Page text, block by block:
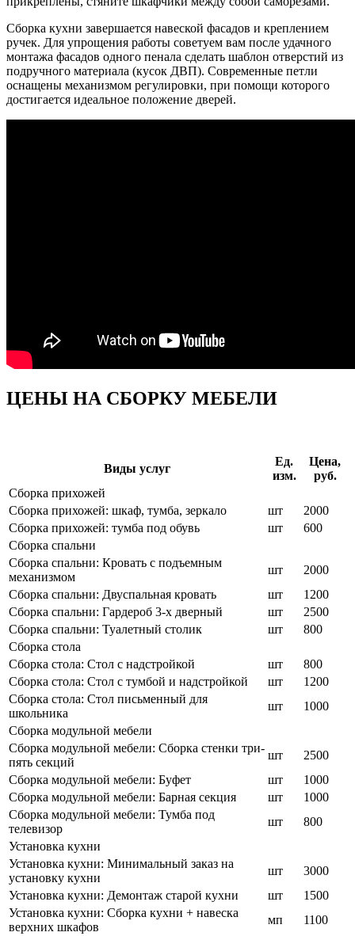
Сборка кухни завершается навеской фасадов и креплением
ручек. Для упрощения работы советуем вам после удачного
монтажа фасадов одного пенала сделать шаблон отверстий из
подручного материала (кусок ДВП). Современные петли
оснащены механизмом регулировки, при помощи которого
достигается идеальное положение дверей.
ЦЕНЫ НА СБОРКУ МЕБЕЛИ
Виды услуг
Ед.
изм.
Цена,
руб.
Сборка прихожей
Сборка прихожей: шкаф, тумба, зеркало
шт
2000
Сборка прихожей: тумба под обувь
шт
600
Сборка спальни
Сборка спальни: Кровать с подъемным
механизмом
шт
2000
Сборка спальни: Двуспальная кровать
шт
1200
Сборка спальни: Гардероб 3-х дверный
шт
2500
Сборка спальни: Туалетный столик
шт
800
Сборка стола
Сборка стола: Стол с надстройкой
шт
800
Сборка стола: Стол с тумбой и надстройкой
шт
1200
Сборка стола: Стол письменный для
школьника
шт
1000
Сборка модульной мебели
Сборка модульной мебели: Сборка стенки три-
пять секций
шт
2500
Сборка модульной мебели: Буфет
шт
1000
Сборка модульной мебели: Барная секция
шт
1000
Сборка модульной мебели: Тумба под
телевизор
шт
800
Установка кухни
Установка кухни: Минимальный заказ на
установку кухни
шт
3000
Установка кухни: Демонтаж старой кухни
шт
1500
Установка кухни: Сборка кухни + навеска
верхних шкафов
мп
1100